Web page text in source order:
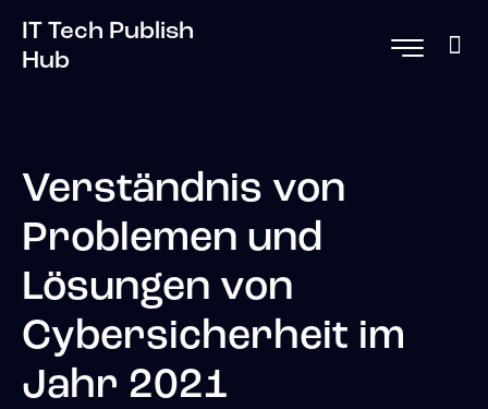
IT Tech Publish
Hub
Verständnis von
Problemen und
Lösungen von
Cybersicherheit im
Jahr 2021